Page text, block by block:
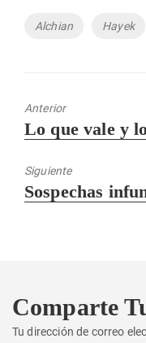
Etiquetas
Alchian Hayek
Anterior
Entrada
Lo que vale y
Siguiente
Entrada
Sospechas
Comparte
Tu dirección de correo